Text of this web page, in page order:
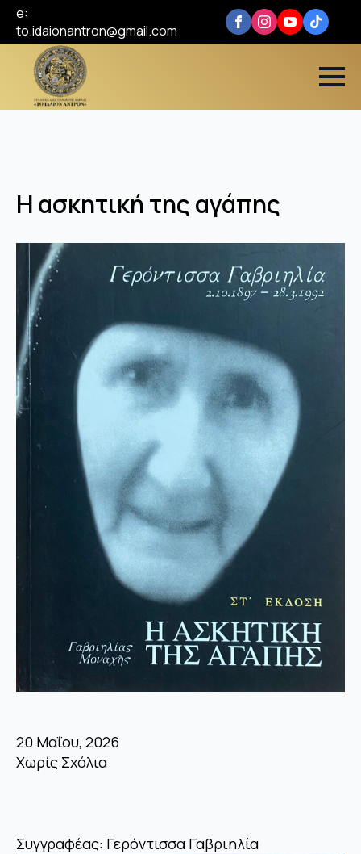
e:
to.idaionantron@gmail.com
Η ασκητική της αγάπης
20 Μαΐου, 2026
Χωρίς Σχόλια
Συγγραφέας: Γερόντισσα Γαβριηλία